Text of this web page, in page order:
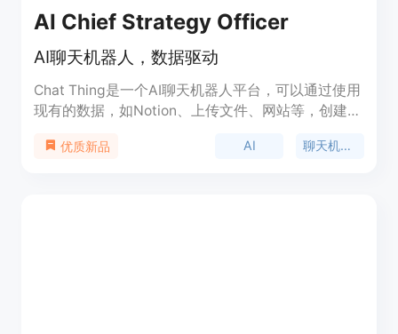
AI Chief Strategy Officer
AI聊天机器人，数据驱动
Chat Thing是一个AI聊天机器人平台，可以通过使用
现有的数据，如Notion、上传文件、网站等，创建定
的聊天机器人嵌入网站，或与Slack、WhatsApp等
优质新品 AI 聊天机器人